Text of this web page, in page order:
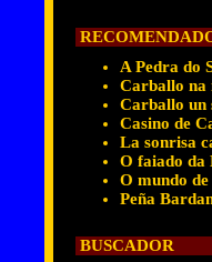
A Pedra do
Carballo na
Carballo un
Casino de
La sonrisa
O faiado da
O mundo
Peña
BUSCADOR